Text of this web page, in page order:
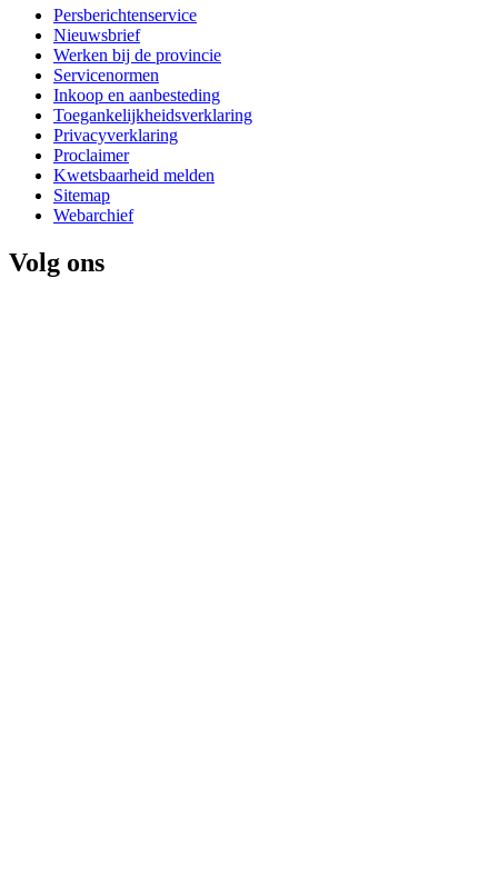
Persberichtenservice
Nieuwsbrief
Werken bij de provincie
Servicenormen
Inkoop en aanbesteding
Toegankelijkheidsverklaring
Privacyverklaring
Proclaimer
Kwetsbaarheid melden
Sitemap
Webarchief
Volg ons